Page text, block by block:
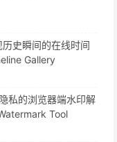
史瞬间的在线时间
Gallery
私的浏览器端水印解
Tool